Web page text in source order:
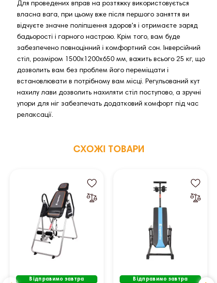
Для проведених вправ на розтяжку використовується
власна вага, при цьому вже після першого заняття ви
відчуєте значне поліпшення здоров'я і отримаєте заряд
бадьорості і гарного настрою. Крім того, вам буде
забезпечено повноцінний і комфортний сон. Інверсійний
стіл, розміром 1500х1200х650 мм, важить всього 25 кг, що
дозволить вам без проблем його переміщати і
встановлювати в потрібному вам місці. Регульований кут
нахилу лави дозволить нахиляти стіл поступово, а зручні
упори для ніг забезпечать додатковий комфорт під час
релаксації.
СХОЖІ ТОВАРИ
Відправимо завтра Відправимо завтра